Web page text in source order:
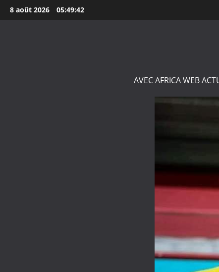
Aller
au
8 août 2026 05:49:43
AVEC AFRICA WEB